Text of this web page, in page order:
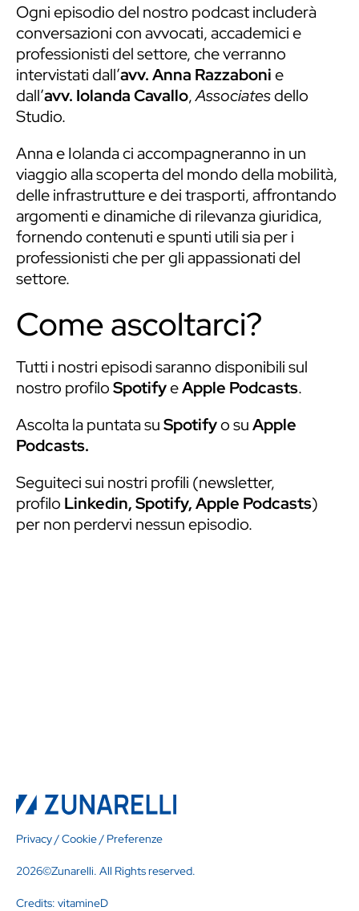
Ogni episodio del nostro podcast includerà
conversazioni con avvocati, accademici e
professionisti del settore, che verranno
intervistati dall’avv. Anna Razzabonie
dall’avv. Iolanda Cavallo,Associatesdello
Studio.
Anna e Iolanda ci accompagneranno in un
viaggio alla scoperta del mondo della mobilità,
delle infrastrutture e dei trasporti, affrontando
argomenti e dinamiche di rilevanza giuridica,
fornendo contenuti e spunti utili sia per i
professionisti che per gli appassionati del
settore.
Come ascoltarci?
Tutti i nostri episodi saranno disponibili sul
nostro profiloSpotifyeApple Podcasts.
Ascolta la puntata suSpotifyo suApple
Podcasts.
Seguiteci sui nostri profili (newsletter,
profilo Linkedin,Spotify,Apple Podcasts)
per non perdervi nessun episodio.
Privacy/Cookie/ Preferenze
2026©Zunarelli. All Rights reserved.
Credits: vitamineD